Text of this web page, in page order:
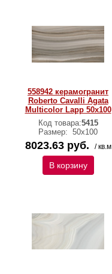
558942 керамогранит
Roberto Cavalli Agata
Multicolor Lapp 50x100
Код товара:5415
Размер: 50х100
8023.63 руб. / кв.м
В корзину